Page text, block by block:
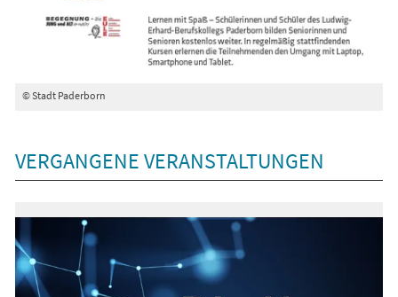
© Stadt Paderborn
VERGANGENE VERANSTALTUNGEN